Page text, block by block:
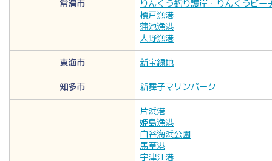
常滑市
りんくう釣り護岸・りんくうビー
榎戸漁港
蒲池漁港
大野漁港
東海市
新宝緑地
知多市
新舞子マリンパーク
片浜港
姫島漁港
白谷海浜公園
馬草港
宇津江港